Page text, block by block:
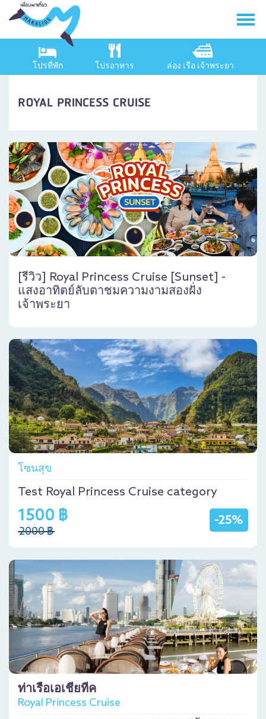
โปรที่พัก โปรอาหาร ล่อง เรือ เจ้าพระยา
ROYAL PRINCESS CRUISE
[รีวิว] Royal Princess Cruise [Sunset] -
แสงอาทิตย์ลับตาชมความงามสองฝั่ง
เจ้าพระยา
โซนสุข
Test Royal Princess Cruise category
-25%
1500 ฿
2000 ฿
ท่าเรือเอเชียทีค
Royal Princess Cruise